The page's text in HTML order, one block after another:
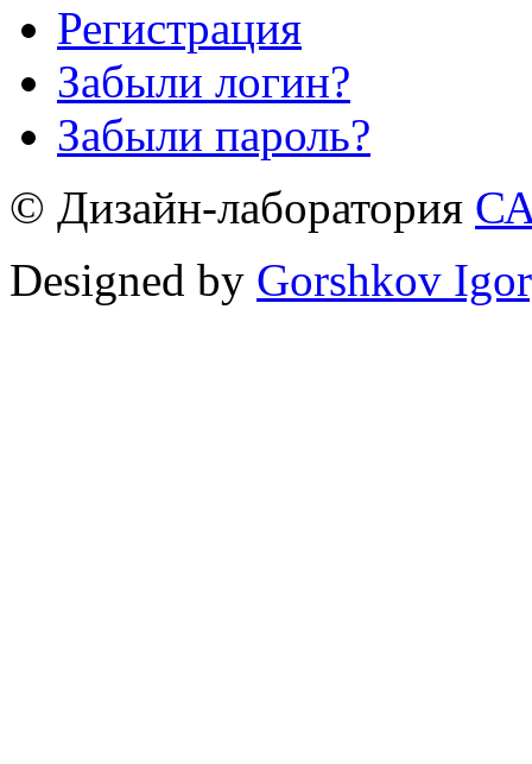
Регистрация
Забыли логин?
Забыли пароль?
© Дизайн-лаборатория
Designed by Gorshkov Igor